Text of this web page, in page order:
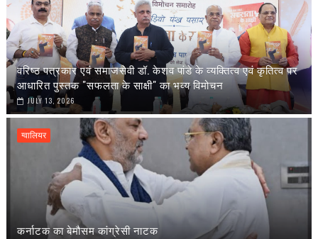
वरिष्ठ पत्रकार एवं समाजसेवी डॉ. केशव पांडे के व्यक्तित्व एवं कृतित्व पर
आधारित पुस्तक "सफलता के साक्षी" का भव्य विमोचन
JULY 13, 2026
ग्वालियर
कर्नाटक का बेमौसम कांग्रेसी नाटक